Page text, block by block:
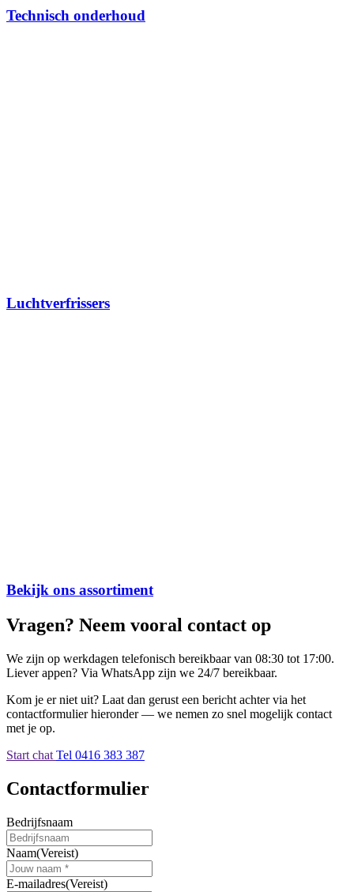
Technisch onderhoud
Luchtverfrissers
Bekijk ons assortiment
Vragen? Neem vooral contact op
We zijn op werkdagen telefonisch bereikbaar van 08:30 tot 17:00.
Liever appen? Via WhatsApp zijn we 24/7 bereikbaar.
Kom je er niet uit? Laat dan gerust een bericht achter via het
contactformulier hieronder — we nemen zo snel mogelijk contact
met je op.
Start chat Tel 0416 383 387
Contactformulier
Bedrijfsnaam
Naam(Vereist)
E-mailadres(Vereist)